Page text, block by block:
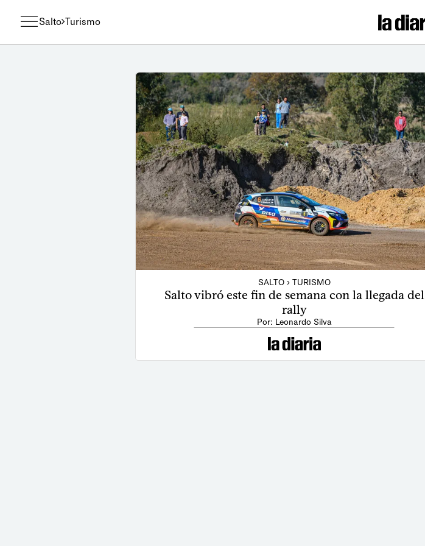
Salto Turismo
SALTO › TURISMO
Salto vibró este fin de semana con la llegada del
rally
Por: Leonardo Silva